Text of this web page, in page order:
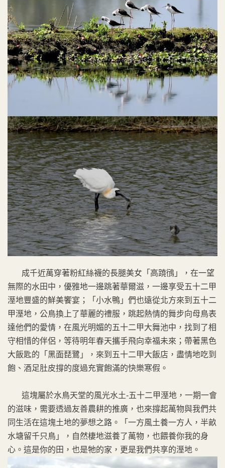
成千近萬穿著粉紅絲襪的長腿美女「高蹺鴴」，在一望
無際的水田中，優雅地一邊跳著華爾滋，一邊享受五十二甲
溼地豐盛的鮮美饗宴；「小水鴨」們也遠從北方來到五十二
甲溼地，公鳥換上了華麗的禮服，跳起熱情的舞步向母鳥表
達他們的愛情，在風光明媚的五十二甲大舞池中，找到了相
守相惜的伴侶，等待明年春天攜手飛向幸福未來；帶著黑色
大飯匙的「黑面琵鷺」，來到五十二甲大飯店，盡情地吃到
飽、酒足肚皮撐的度過充實飽滿的快樂寒假。
這塊屬於水鳥天堂的風光水土-五十二甲溼地，一期一會
的滋味，需要透過友善農耕的推廣，也來撐起萬物與我們共
同生活在這塊土地的夢想之路。「一方風土養一方人，半畝
水塘留千只鳥」，自然棲地滋養了萬物，也餵養你我的身
心。這是你的田，也是牠的家，更是我們共享的溼地。